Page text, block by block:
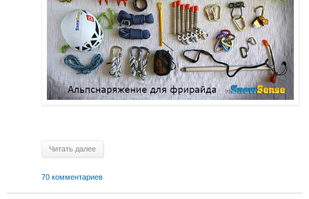
Читать далее
70 комментариев